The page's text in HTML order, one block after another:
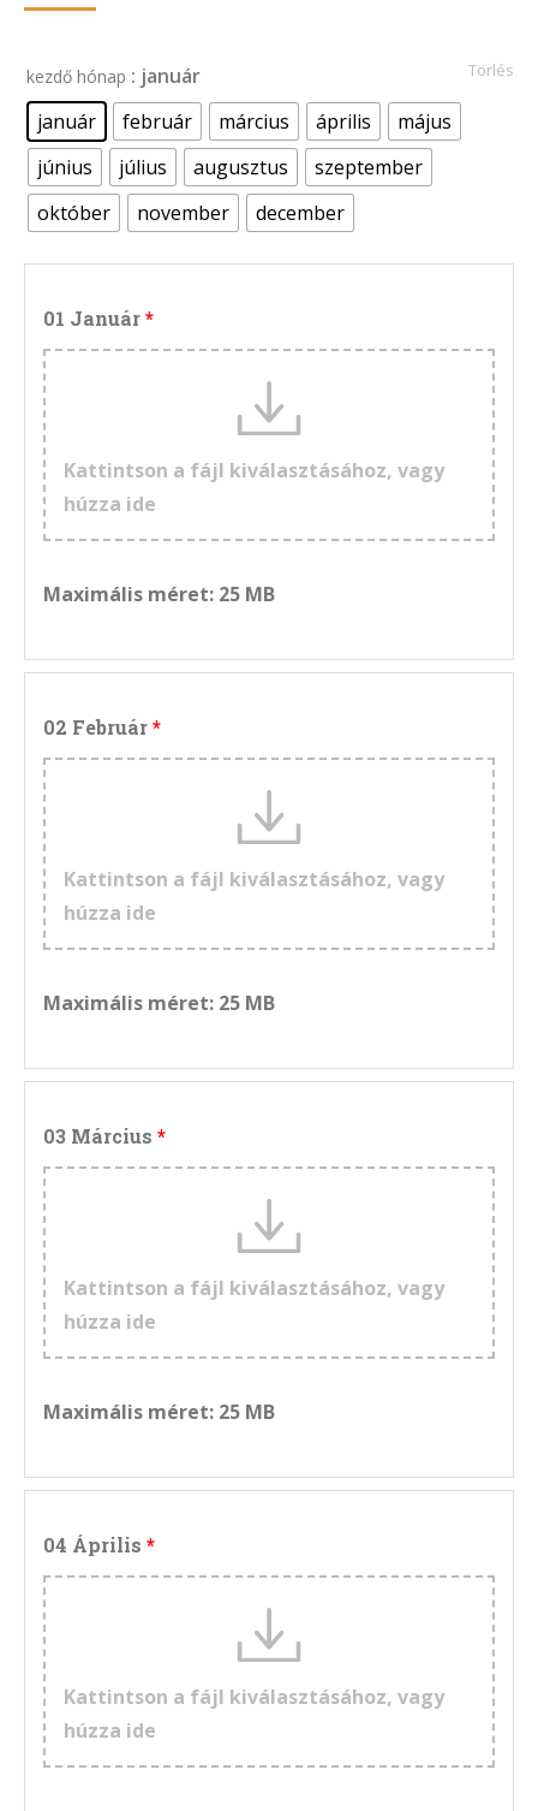
kezdő hónap : január
január
február március április
május
június
július augusztus
szeptember
október
november december
Törlés
01 Január
Kattintson a fájl kiválasztásához, vagy
húzza ide
Maximális méret: 25 MB
02 Február
Kattintson a fájl kiválasztásához, vagy
húzza ide
Maximális méret: 25 MB
03 Március
Kattintson a fájl kiválasztásához, vagy
húzza ide
Maximális méret: 25 MB
04 Április
Kattintson a fájl kiválasztásához, vagy
húzza ide